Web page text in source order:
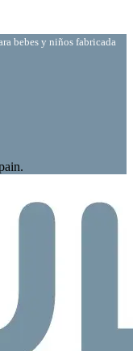
bebes y niños fabricada